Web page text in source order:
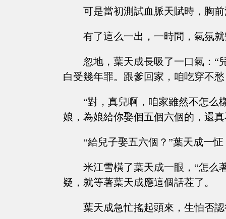
可是當初測試血脈天賦時，胸
有了這么一出，一時間，氣氛
忽地，葉天成長吸了一口氣：“
白受幾年罪。跟爹回家，咱吃穿不
“對，真兒啊，咱家雖然不怎么
娘，為娘給你娶個五個六個的，還
“給兒子娶五六個？”葉天成一
米江雪橫了葉天成一眼，“怎么
疑，就等著葉天成應這個話茬了。
葉天成急忙搖起頭來，生怕否